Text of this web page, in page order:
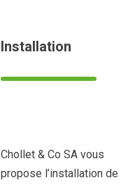
Installation
Chollet & Co SA vous
propose l’installation de